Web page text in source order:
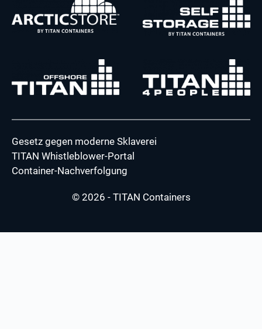
Gesetz gegen moderne Sklaverei
TITAN Whistleblower-Portal
Container-Nachverfolgung
© 2026 - TITAN Containers